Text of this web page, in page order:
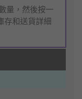
量，然後按一
存和送貨詳細